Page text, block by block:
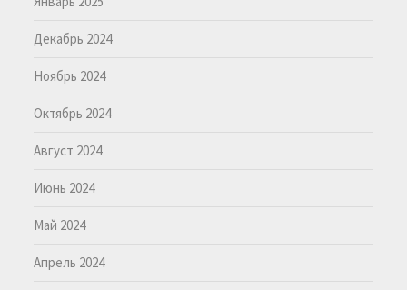
Декабрь 2024
Ноябрь 2024
Октябрь 2024
Август 2024
Июнь 2024
Май 2024
Апрель 2024